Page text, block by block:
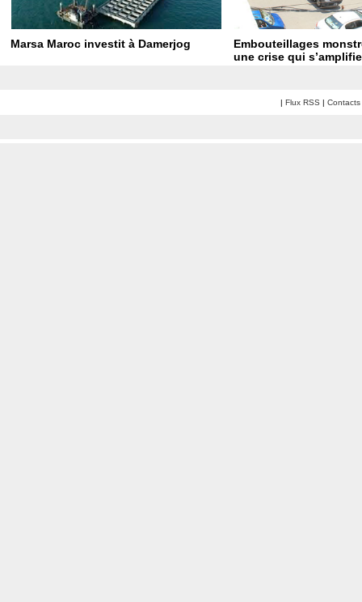
Marsa Maroc investit à Damerjog
Embouteillages
une crise qui
| Flux RSS | Contacts